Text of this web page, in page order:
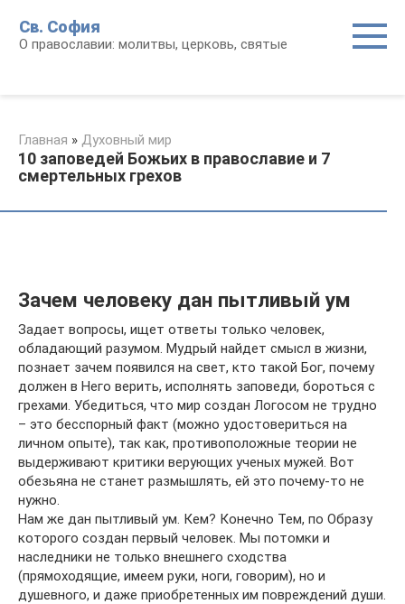
контенту
Св. София
О православии: молитвы, церковь, святые
Главная » Духовный мир
10 заповедей Божьих в православие и 7
смертельных грехов
Зачем человеку дан пытливый ум
Задает вопросы, ищет ответы только человек,
обладающий разумом. Мудрый найдет смысл в жизни,
познает зачем появился на свет, кто такой Бог, почему
должен в Него верить, исполнять заповеди, бороться с
грехами. Убедиться, что мир создан Логосом не трудно
– это бесспорный факт (можно удостовериться на
личном опыте), так как, противоположные теории не
выдерживают критики верующих ученых мужей. Вот
обезьяна не станет размышлять, ей это почему-то не
нужно.
Нам же дан пытливый ум. Кем? Конечно Тем, по Образу
которого создан первый человек. Мы потомки и
наследники не только внешнего сходства
(прямоходящие, имеем руки, ноги, говорим), но и
душевного, и даже приобретенных им повреждений души.